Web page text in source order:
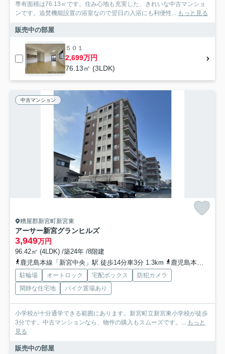
専有面積は76.13㎡です。住み心地も充実した、きれいな中古マンショ
ンです。追焚機能設置の浴室なので翌日の入浴にも利便性... もっと見る
販売中の部屋
５０１
2,699万円
76.13㎡ (3LDK)
中古マンション
糟屋郡新宮町新宮東
アーサー新宮グランヒルズ
3,949万円
96.42㎡ (4LDK) /築24年 /8階建
鹿児島本線「新宮中央」駅 徒歩14分車3分 1.3km
鹿児島本線「福工大前」駅 徒歩20分車8分 2.4km
駐輪場 オートロック 宅配ボックス
防犯カメラ
閑静な住宅地
バイク置場あり
小学校が十分通学できる範囲にあります。新宮町立新宮東小学校が徒歩
3分です。中古マンションなら、物件の購入もスムーズです。... もっと
見る
販売中の部屋